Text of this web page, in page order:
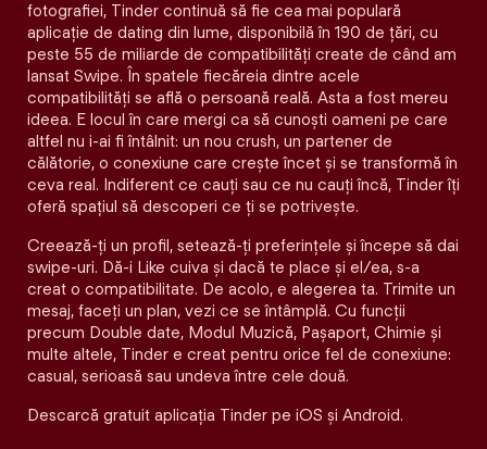
fotografiei, Tinder continuă să fie cea mai populară
aplicație de dating din lume, disponibilă în 190 de țări, cu
peste 55 de miliarde de compatibilități create de când am
lansat Swipe. În spatele fiecăreia dintre acele
compatibilităţi se află o persoană reală. Asta a fost mereu
ideea. E locul în care mergi ca să cunoști oameni pe care
altfel nu i-ai fi întâlnit: un nou crush, un partener de
călătorie, o conexiune care crește încet și se transformă în
ceva real. Indiferent ce cauți sau ce nu cauți încă, Tinder îți
oferă spațiul să descoperi ce ți se potrivește.
Creează-ți un profil, setează-ți preferințele și începe să dai
swipe-uri. Dă-i Like cuiva și dacă te place și el/ea, s-a
creat o compatibilitate. De acolo, e alegerea ta. Trimite un
mesaj, faceți un plan, vezi ce se întâmplă. Cu funcții
precum Double date, Modul Muzică, Pașaport, Chimie și
multe altele, Tinder e creat pentru orice fel de conexiune:
casual, serioasă sau undeva între cele două.
Descarcă gratuit aplicația Tinder pe iOS și Android.